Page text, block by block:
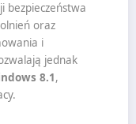
bezpieczeństwa
oraz
i
jednak
8.1,